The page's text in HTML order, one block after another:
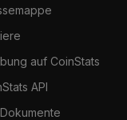
auf CoinStats
API